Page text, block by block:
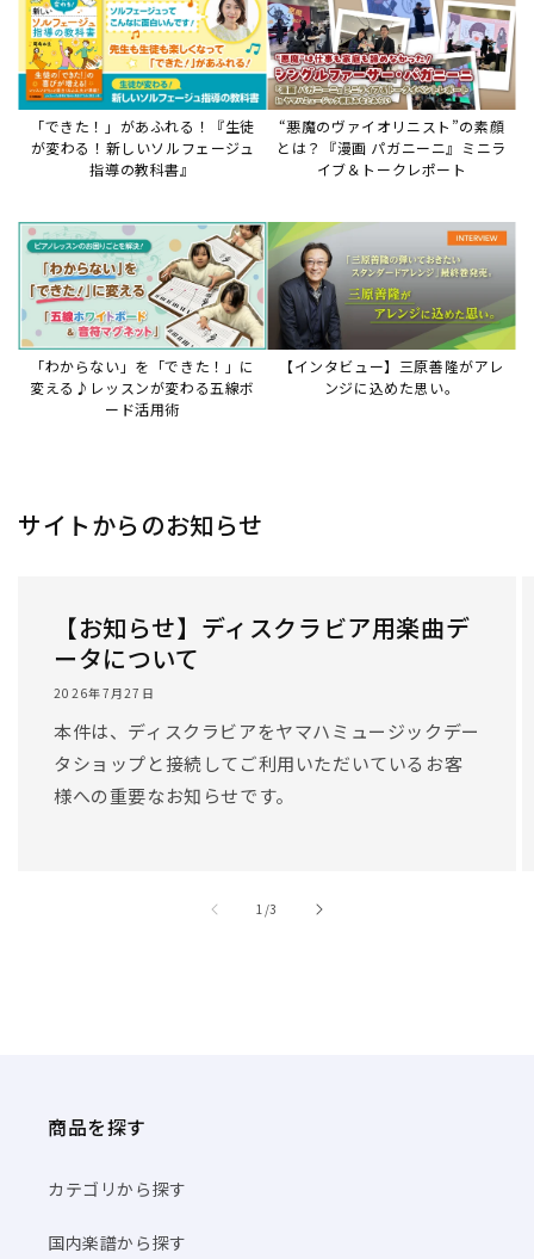
「できた！」があふれる！『生徒
が変わる！新しいソルフェージュ
指導の教科書』
“悪魔のヴァイオリニスト”の素顔
とは？『漫画 パガニーニ』ミニラ
イブ＆トークレポート
「わからない」を「できた！」に
変える♪レッスンが変わる五線ボ
ード活用術
【インタビュー】三原善隆がアレ
ンジに込めた思い。
サイトからのお知らせ
【お知らせ】ディスクラビア用楽曲デ
ータについて
2026年7月27日
本件は、ディスクラビアをヤマハミュージックデー
タショップと接続してご利用いただいているお客
様への重要なお知らせです。
1 //3
商品を探す
カテゴリから探す
国内楽譜から探す